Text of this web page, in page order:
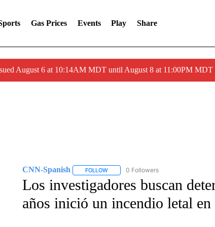
Gas Prices Events Play Share
August 6 at 10:14AM MDT until August 8 at 11:00PM
CNN-Spanish FOLLOWFOLLOW "CNN-SPANISH" TO RECEIVE
0 Followers
Los investigadores buscan
años inició un incendio letal